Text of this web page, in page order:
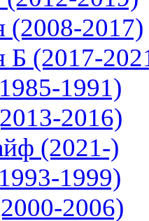
(2008-2017)
Б (2017-
1991)
2016)
(2021-)
1999)
2006)